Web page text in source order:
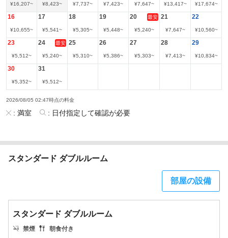
¥16,207~ ¥8,423~ ¥7,737~ ¥7,423~ ¥7,647~ ¥13,417~ ¥17,674~
16
¥10,655~
17
¥5,541~
18
¥5,305~
19
¥5,448~
20 最安
¥5,240~
21
¥7,647~
22
¥10,560~
23
¥5,512~
24 最安
¥5,240~
25
¥5,310~
26
¥5,386~
27
¥5,303~
28
¥7,413~
29
¥10,834~
30
¥5,352~
31
¥5,512~
2026/08/05 02:47時点の料金
: 満室 : 日付指定して確認が必要
スタンダード ダブルルーム
部屋の設備
スタンダード ダブルルーム
禁煙 朝食付き